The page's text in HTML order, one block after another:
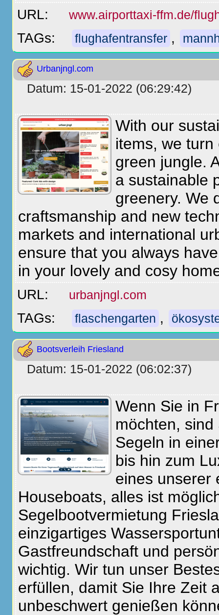
URL: www.airporttaxi-ffm.de/
TAGs: flughafentransfer ,
Urbanjngl.com
Datum: 15-01-2022 (06:29:42)
With our
items, we
green jungle.
a sustainable
greenery. We
craftsmanship and new
markets and international
ensure that you always
in your lovely and cosy
URL: urbanjngl.com
TAGs: flaschengarten ,
Bootsverleih Friesland
Datum: 15-01-2022 (06:02:37)
Wenn Sie in
möchten,
Segeln in
bis hin zum
eines unserer
Houseboats, alles ist
Segelbootvermietung
einzigartiges
Gastfreundschaft und
wichtig. Wir tun unser
erfüllen, damit Sie Ihre Zeit
unbeschwert genießen